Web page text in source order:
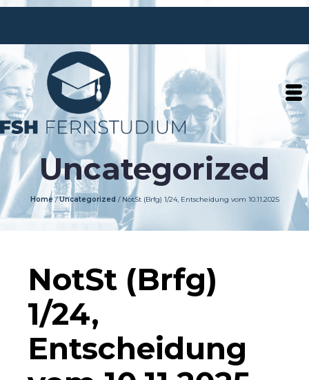
Uncategorized
Home / Uncategorized / NotSt (Brfg) 1/24, Entscheidung vom 10.11.2025
NotSt (Brfg)
1/24,
Entscheidung